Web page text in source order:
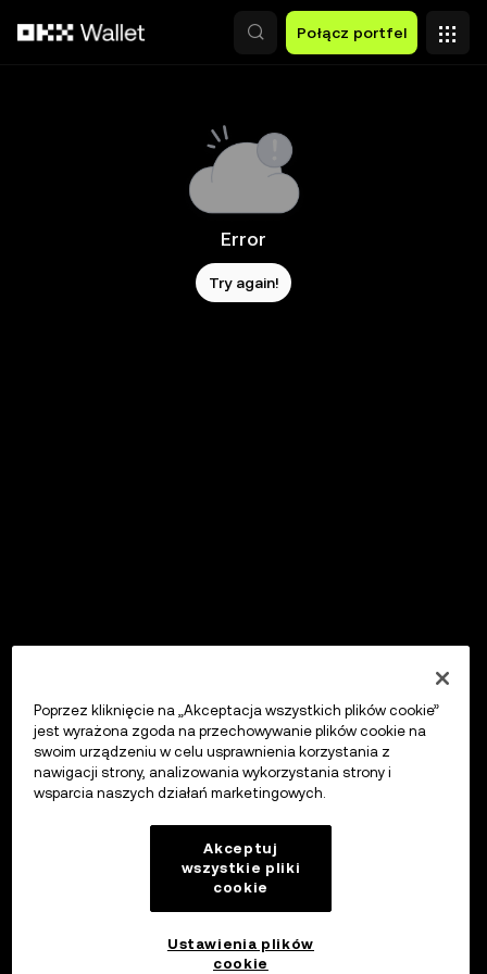
Połącz portfel
Error
Try again!
Poprzez kliknięcie na „Akceptacja wszystkich plików cookie”
jest wyrażona zgoda na przechowywanie plików cookie na
swoim urządzeniu w celu usprawnienia korzystania z
nawigacji strony, analizowania wykorzystania strony i
wsparcia naszych działań marketingowych.
Akceptuj
wszystkie pliki
cookie
Ustawienia plików
cookie